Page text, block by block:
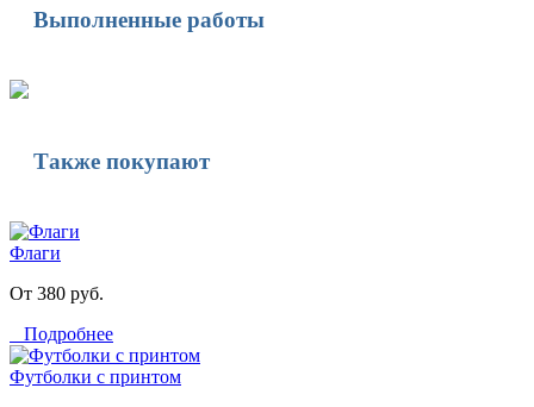
Выполненные работы
Также покупают
Флаги
От 380 руб.
Подробнее
Футболки с принтом